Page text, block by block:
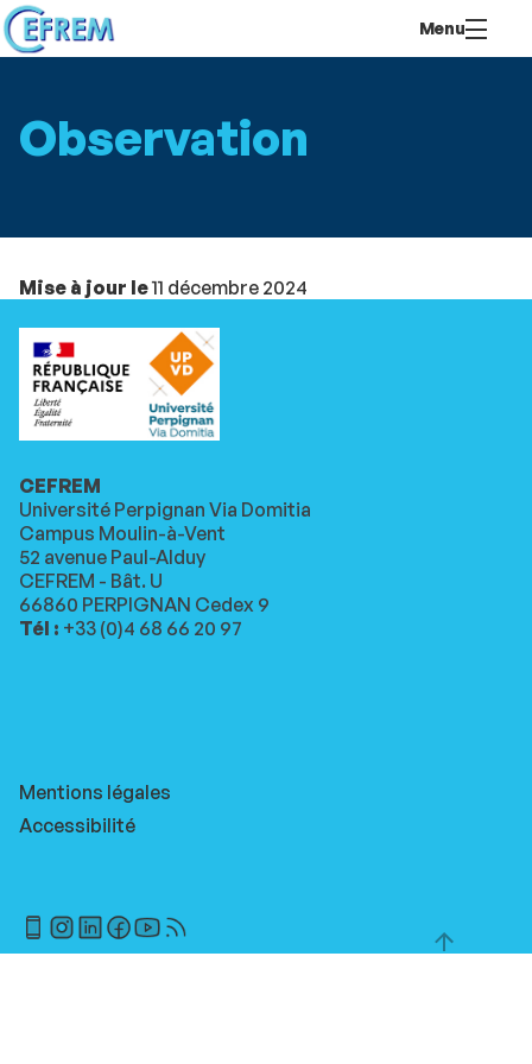
contenu
Menu
Observation
Mise à jour le11 décembre 2024
CEFREM
Université Perpignan Via Domitia
Campus Moulin-à-Vent
52 avenue Paul-Alduy
CEFREM - Bât. U
66860 PERPIGNAN Cedex 9
Tél : +33 (0)4 68 66 20 97
Mentions légales
Accessibilité